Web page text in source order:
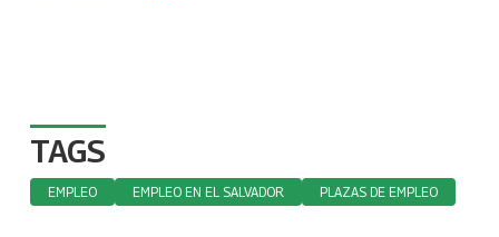
TAGS
EMPLEO EMPLEO EN EL SALVADOR PLAZAS DE EMPLEO